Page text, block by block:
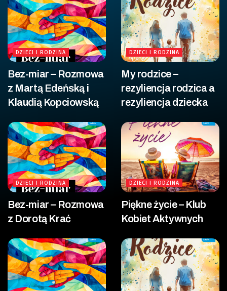
DZIECI I RODZINA
Bez-miar – Rozmowa
z Martą Edeńską i
Klaudią Kopciowską
DZIECI I RODZINA
My rodzice –
rezyliencja rodzica a
rezyliencja dziecka
DZIECI I RODZINA
Bez-miar – Rozmowa
z Dorotą Krać
DZIECI I RODZINA
Piękne życie – Klub
Kobiet Aktywnych